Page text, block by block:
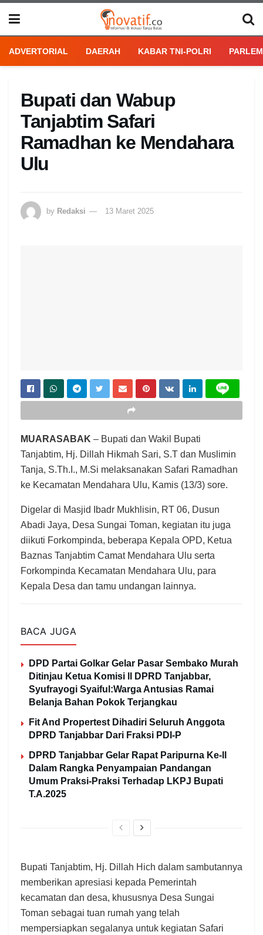
ADVERTORIAL DAERAH KABAR TNI-POLRI
Bupati dan Wabup
Tanjabtim Safari
Ramadhan ke Mendahara
Ulu
by Redaksi 13 Maret 2025
MUARASABAK – Bupati dan Wakil Bupati
Tanjabtim, Hj. Dillah Hikmah Sari, S.T dan Muslimin
Tanja, S.Th.I., M.Si melaksanakan Safari Ramadhan
ke Kecamatan Mendahara Ulu, Kamis (13/3) sore.
Digelar di Masjid Ibadr Mukhlisin, RT 06, Dusun
Abadi Jaya, Desa Sungai Toman, kegiatan itu juga
diikuti Forkompinda, beberapa Kepala OPD, Ketua
Baznas Tanjabtim Camat Mendahara Ulu serta
Forkompinda Kecamatan Mendahara Ulu, para
Kepala Desa dan tamu undangan lainnya.
BACA JUGA
DPD Partai Golkar Gelar Pasar Sembako Murah
Ditinjau Ketua Komisi ll DPRD Tanjabbar,
Syufrayogi Syaiful:Warga Antusias Ramai
Belanja Bahan Pokok Terjangkau
Fit And Propertest Dihadiri Seluruh Anggota
DPRD Tanjabbar Dari Fraksi PDI-P
DPRD Tanjabbar Gelar Rapat Paripurna Ke-ll
Dalam Rangka Penyampaian Pandangan
Umum Praksi-Praksi Terhadap LKPJ Bupati
T.A.2025
Bupati Tanjabtim, Hj. Dillah Hich dalam sambutannya
memberikan apresiasi kepada Pemerintah
kecamatan dan desa, khususnya Desa Sungai
Toman sebagai tuan rumah yang telah
mempersiapkan segalanya untuk kegiatan Safari